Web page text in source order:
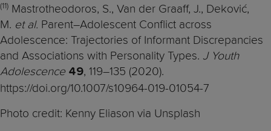
(11) Mastrotheodoros, S., Van der Graaff, J., Deković,
M. et al. Parent–Adolescent Conflict across
Adolescence: Trajectories of Informant Discrepancies
and Associations with Personality Types. J Youth
Adolescence 49, 119–135 (2020).
https://doi.org/10.1007/s10964-019-01054-7
Photo credit: Kenny Eliason via Unsplash